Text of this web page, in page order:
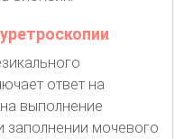
ответ на
выполнение
заполнении мочевого